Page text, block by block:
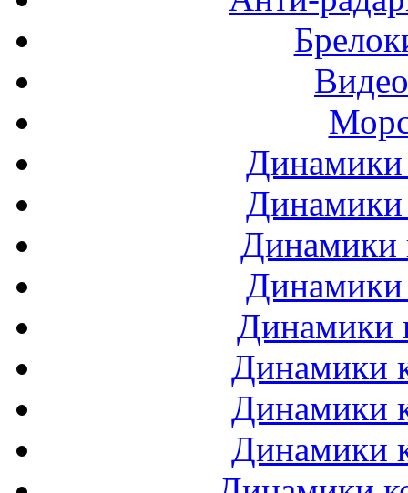
Динамики
Динамики
Динамики
Динамики
Динамики
Динамики
Динамики
Динамики